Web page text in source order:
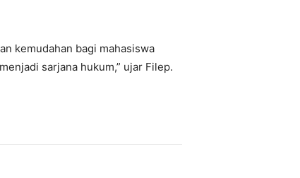
kemudahan bagi mahasiswa
sarjana hukum,” ujar Filep.